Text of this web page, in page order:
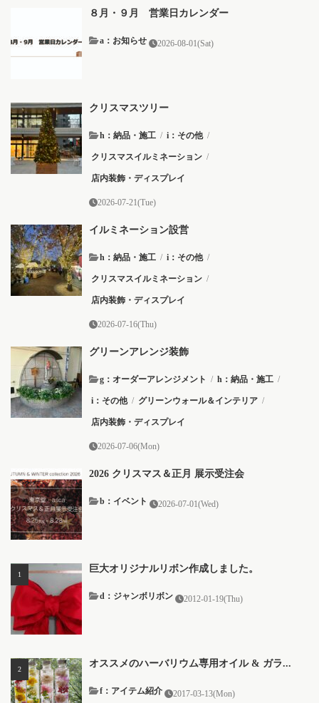
８月・９月 営業日カレンダー
a：お知らせ 2026-08-01(Sat)
クリスマスツリー
h：納品・施工 / i：その他 /
クリスマスイルミネーション /
店内装飾・ディスプレイ
2026-07-21(Tue)
イルミネーション設営
h：納品・施工 / i：その他 /
クリスマスイルミネーション /
店内装飾・ディスプレイ
2026-07-16(Thu)
グリーンアレンジ装飾
g：オーダーアレンジメント / h：納品・施工 /
i：その他 / グリーンウォール＆インテリア /
店内装飾・ディスプレイ
2026-07-06(Mon)
2026 クリスマス＆正月 展示受注会
b：イベント 2026-07-01(Wed)
巨大オリジナルリボン作成しました。
2012-01-19(Thu)
d：ジャンボリボン
オススメのハーバリウム専用オイル & ガラ...
2017-03-13(Mon)
f：アイテム紹介